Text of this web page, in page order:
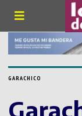
GARACHICO